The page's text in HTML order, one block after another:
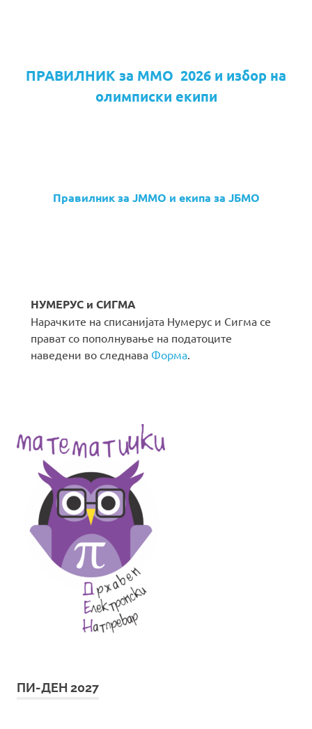
ПРАВИЛНИК за ММО 2026 и избор на
олимписки екипи
Правилник за ЈММО и екипа за ЈБМО
НУМЕРУС и СИГМА
Нарачките на списанијата Нумерус и Сигма се
прават со пополнување на податоците
наведени во следнава Форма.
ПИ-ДЕН 2027